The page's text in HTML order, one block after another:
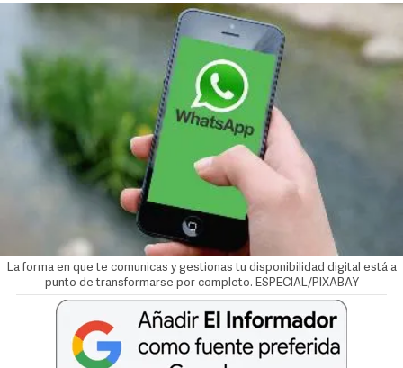
La forma en que te comunicas y gestionas tu disponibilidad digital está a
punto de transformarse por completo. ESPECIAL/PIXABAY